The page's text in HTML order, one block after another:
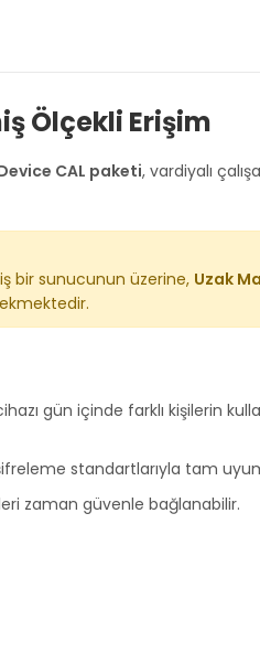
Ölçekli Erişim
CAL paketi, vardiyalı
bir sunucunun üzerine, Uzak
gün içinde farklı kişilerin
standartlarıyla tam
zaman güvenle bağlanabilir.